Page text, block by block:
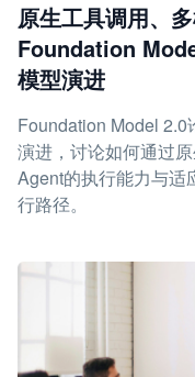
原生工具调用、
Foundation
模型演进
Foundation Model
演进，讨论如何通过
Agent的执行能力与适
行路径。